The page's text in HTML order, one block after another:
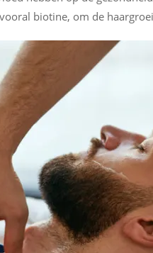
biotine, om de